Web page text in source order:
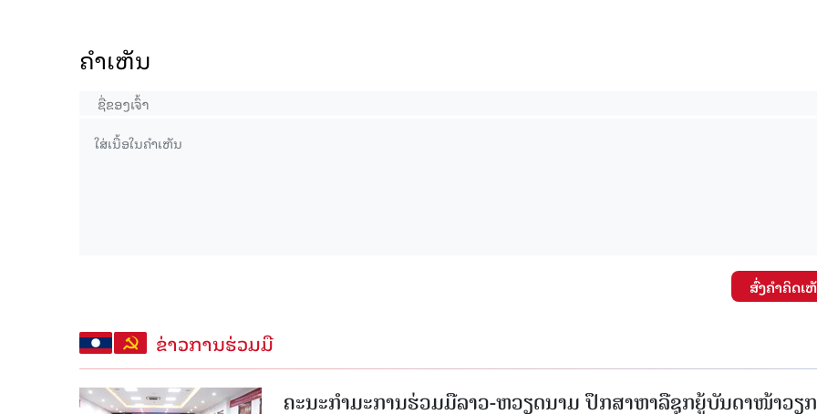
ຄໍາເຫັນ
ສົ່ງຄໍາຄິດເ
ຂ່າວການຮ່ວມມື
ຄະນະກໍາມະການຮ່ວມມືລາວ-ຫວຽດນາມ ປຶກສາຫາລືຊຸກຍູ້ບັນດາໜ້າວຽກ